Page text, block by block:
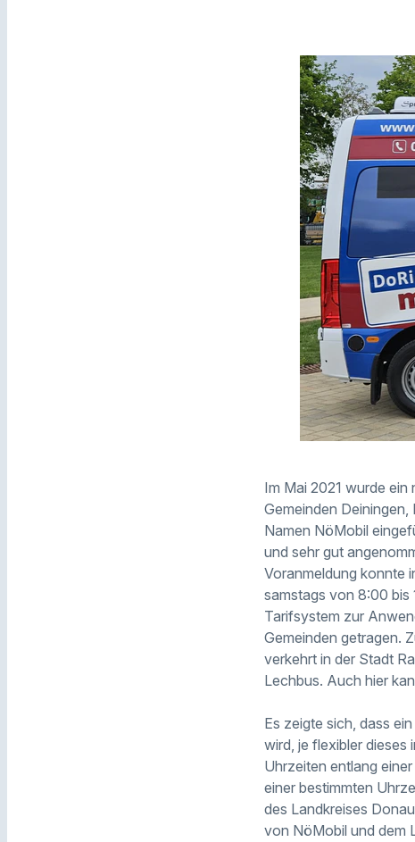
Im Mai 2021 wurde
Gemeinden Deiningen,
Namen NöMobil
und sehr gut
Voranmeldung konnte
samstags von 8:00 bis
Tarifsystem zur
Gemeinden getragen.
verkehrt in der Stadt
Lechbus. Auch hier
Es zeigte sich, dass
wird, je flexibler dieses
Uhrzeiten entlang
einer bestimmten
des Landkreises
von NöMobil und dem